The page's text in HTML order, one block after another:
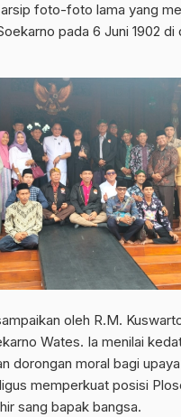
foto-foto lama yang
pada 6 Juni 1902 di
oleh R.M.
Wates. Ia menilai
dorongan moral bagi
memperkuat posisi
sang bapak bangsa.